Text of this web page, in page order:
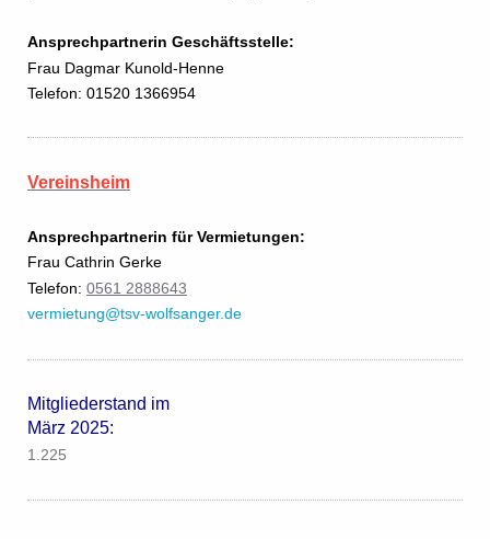
Ansprechpartnerin Geschäftsstelle:
Frau Dagmar Kunold-Henne
Telefon: 01520 1366954
Vereinsheim
Ansprechpartnerin für Vermietungen:
Frau Cathrin Gerke
Telefon: 0561 2888643
vermietung@tsv-wolfsanger.de
Mitgliederstand im
März 2025:
1.225